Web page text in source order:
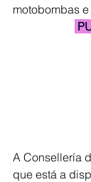
motobombas
A Consellería
que está a